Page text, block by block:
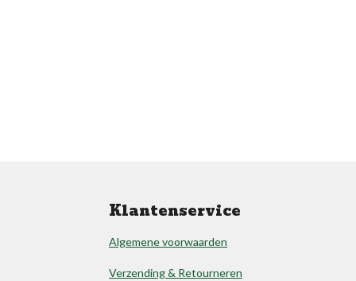
Klantenservice
Algemene voorwaarden
Verzending & Retourneren